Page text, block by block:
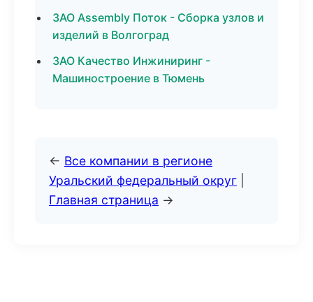
ЗАО Assembly Поток - Сборка узлов и
изделий в Волгоград
ЗАО Качество Инжиниринг -
Машиностроение в Тюмень
← Все компании в регионе
Уральский федеральный округ
Главная страница →